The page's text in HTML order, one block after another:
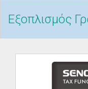
Εξοπλισμός